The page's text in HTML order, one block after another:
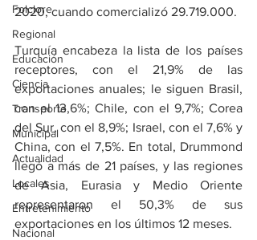
Folclore
Regional
Educación
Ciencia
Transporte
Municipal
Actualidad
Locales
Entretenimiento
Nacional
2020, cuando comercializó 29.719.000.
Turquía encabeza la lista de los países
receptores, con el 21,9% de las
exportaciones anuales; le siguen Brasil,
con el 13,6%; Chile, con el 9,7%; Corea
del Sur, con el 8,9%; Israel, con el 7,6% y
China, con el 7,5%. En total, Drummond
llegó a más de 21 países, y las regiones
de Asia, Eurasia y Medio Oriente
representaron el 50,3% de sus
exportaciones en los últimos 12 meses.